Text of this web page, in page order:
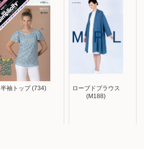
半袖トップ (734)
ローブドブラウス
(M188)